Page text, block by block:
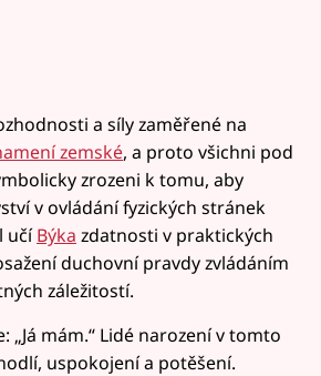
a síly zaměřené na
zemské, a proto všichni pod
zrozeni k tomu, aby
v ovládání fyzických stránek
učíBýka zdatnosti v praktických
duchovní pravdy zvládáním
záležitostí.
„Já mám.“ Lidé narození v tomto
uspokojení a potěšení.